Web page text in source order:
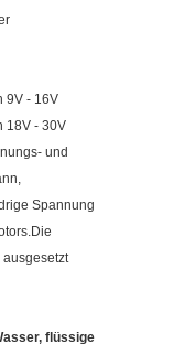
9V - 16V
18V - 30V
und
Spannung
flüssige